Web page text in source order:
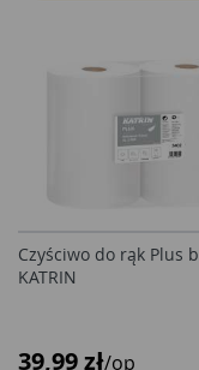
Czyściwo do rąk Plus
KATRIN
39,99 zł/op